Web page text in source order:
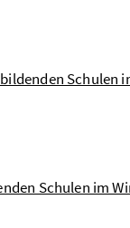
Schulen
Schulen im